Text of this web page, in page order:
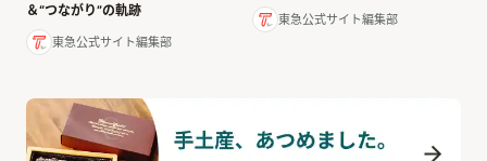
＆“つながり”の軌跡
東急公式サイト編集部
東急公式サイト編集部